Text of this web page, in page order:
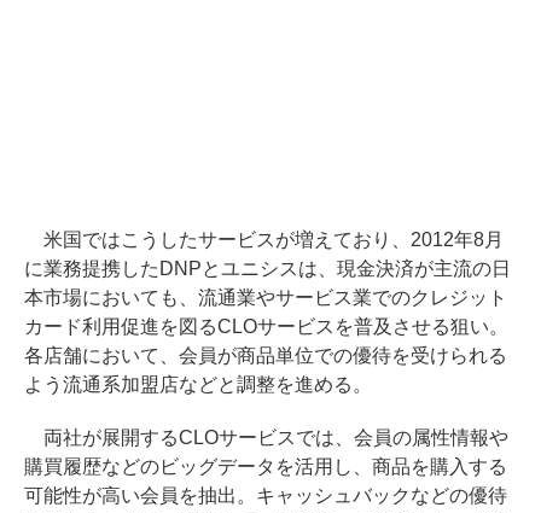
米国ではこうしたサービスが増えており、2012年8月
に業務提携したDNPとユニシスは、現金決済が主流の日
本市場においても、流通業やサービス業でのクレジット
カード利用促進を図るCLOサービスを普及させる狙い。
各店舗において、会員が商品単位での優待を受けられる
よう流通系加盟店などと調整を進める。
両社が展開するCLOサービスでは、会員の属性情報や
購買履歴などのビッグデータを活用し、商品を購入する
可能性が高い会員を抽出。キャッシュバックなどの優待